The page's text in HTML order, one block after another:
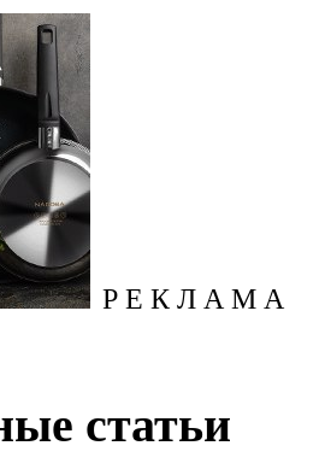
Р Е К Л А М А
статьи